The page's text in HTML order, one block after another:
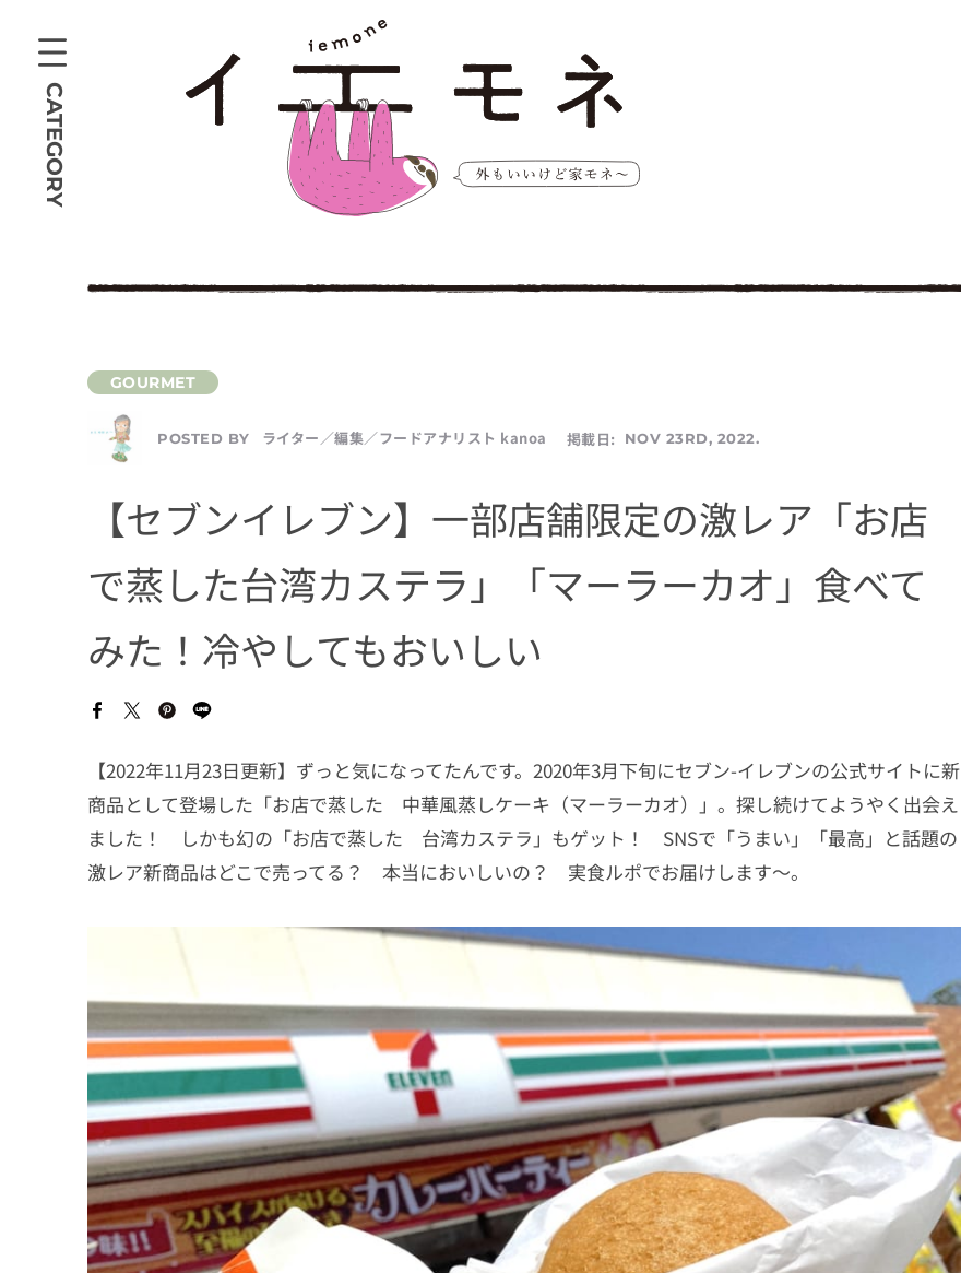
CATEGORY
POSTED BY ライター／編集／フードアナリスト kanoa 掲載日: NOV 23RD, 2022.
【セブンイレブン】一部店舗限定の激レア「お店
で蒸した台湾カステラ」「マーラーカオ」食べて
みた！冷やしてもおいしい
【2022年11月23日更新】ずっと気になってたんです。2020年3月下旬にセブン-イレブンの公式サイトに新
商品として登場した「お店で蒸した 中華風蒸しケーキ（マーラーカオ）」。探し続けてようやく出会え
ました！ しかも幻の「お店で蒸した 台湾カステラ」もゲット！ SNSで「うまい」「最高」と話題の
激レア新商品はどこで売ってる？ 本当においしいの？ 実食ルポでお届けします〜。